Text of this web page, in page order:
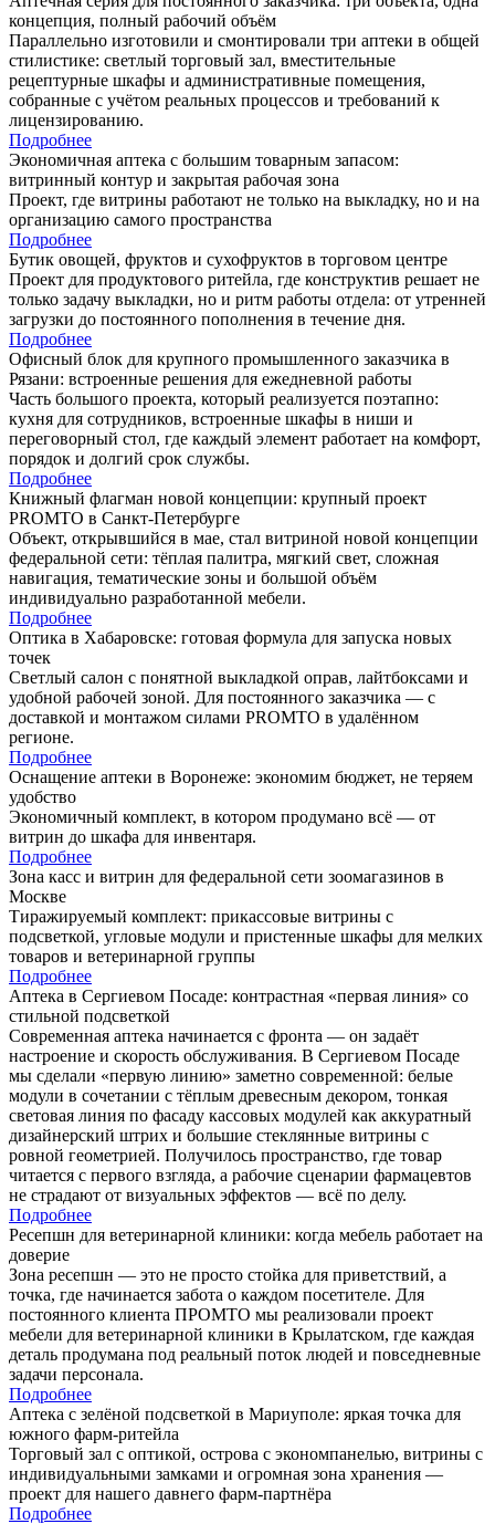
концепция, полный рабочий объём
Параллельно изготовили и смонтировали три аптеки в общей
стилистике: светлый торговый зал, вместительные
рецептурные шкафы и административные помещения,
собранные с учётом реальных процессов и требований к
лицензированию.
Подробнее
Экономичная аптека с большим товарным запасом:
витринный контур и закрытая рабочая зона
Проект, где витрины работают не только на выкладку, но и на
организацию самого пространства
Подробнее
Бутик овощей, фруктов и сухофруктов в торговом центре
Проект для продуктового ритейла, где конструктив решает не
только задачу выкладки, но и ритм работы отдела: от утренней
загрузки до постоянного пополнения в течение дня.
Подробнее
Офисный блок для крупного промышленного заказчика в
Рязани: встроенные решения для ежедневной работы
Часть большого проекта, который реализуется поэтапно:
кухня для сотрудников, встроенные шкафы в ниши и
переговорный стол, где каждый элемент работает на комфорт,
порядок и долгий срок службы.
Подробнее
Книжный флагман новой концепции: крупный проект
PROMTO в Санкт-Петербурге
Объект, открывшийся в мае, стал витриной новой концепции
федеральной сети: тёплая палитра, мягкий свет, сложная
навигация, тематические зоны и большой объём
индивидуально разработанной мебели.
Подробнее
Оптика в Хабаровске: готовая формула для запуска новых
точек
Светлый салон с понятной выкладкой оправ, лайтбоксами и
удобной рабочей зоной. Для постоянного заказчика — с
доставкой и монтажом силами PROMTO в удалённом
регионе.
Подробнее
Оснащение аптеки в Воронеже: экономим бюджет, не теряем
удобство
Экономичный комплект, в котором продумано всё — от
витрин до шкафа для инвентаря.
Подробнее
Зона касс и витрин для федеральной сети зоомагазинов в
Москве
Тиражируемый комплект: прикассовые витрины с
подсветкой, угловые модули и пристенные шкафы для мелких
товаров и ветеринарной группы
Подробнее
Аптека в Сергиевом Посаде: контрастная «первая линия» со
стильной подсветкой
Современная аптека начинается с фронта — он задаёт
настроение и скорость обслуживания. В Сергиевом Посаде
мы сделали «первую линию» заметно современной: белые
модули в сочетании с тёплым древесным декором, тонкая
световая линия по фасаду кассовых модулей как аккуратный
дизайнерский штрих и большие стеклянные витрины с
ровной геометрией. Получилось пространство, где товар
читается с первого взгляда, а рабочие сценарии фармацевтов
не страдают от визуальных эффектов — всё по делу.
Подробнее
Ресепшн для ветеринарной клиники: когда мебель работает на
доверие
Зона ресепшн — это не просто стойка для приветствий, а
точка, где начинается забота о каждом посетителе. Для
постоянного клиента ПРОМТО мы реализовали проект
мебели для ветеринарной клиники в Крылатском, где каждая
деталь продумана под реальный поток людей и повседневные
задачи персонала.
Подробнее
Аптека с зелёной подсветкой в Мариуполе: яркая точка для
южного фарм-ритейла
Торговый зал с оптикой, острова с экономпанелью, витрины с
индивидуальными замками и огромная зона хранения —
проект для нашего давнего фарм-партнёра
Подробнее